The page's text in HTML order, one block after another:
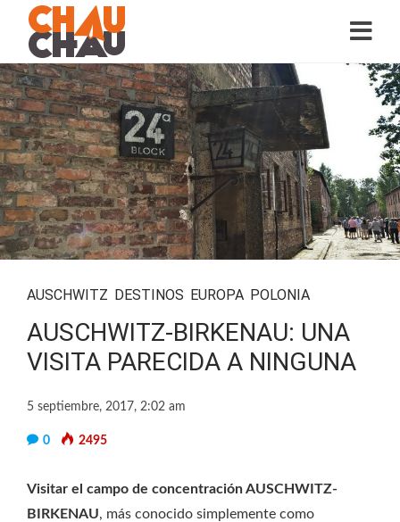
AUSCHWITZ DESTINOS EUROPA POLONIA
AUSCHWITZ-BIRKENAU: UNA
VISITA PARECIDA A NINGUNA
5 septiembre, 2017, 2:02 am
0 2495
Visitar el campo de concentración AUSCHWITZ-
BIRKENAU, más conocido simplemente como